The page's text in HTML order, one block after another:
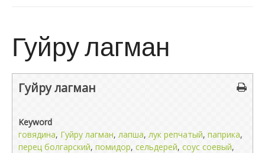
Гуйру лагман
Гуйру лагман
Keyword
говядина, Гуйру лагман, лапша, лук репчатый, паприка,
перец болгарский, помидор, сельдерей, соус соевый,